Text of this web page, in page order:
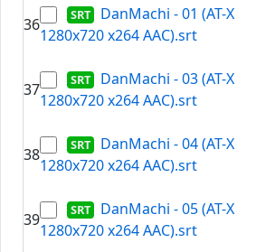
36
DanMachi - 01 (AT-X
1280x720 x264 AAC).srt
37
DanMachi - 03 (AT-X
1280x720 x264 AAC).srt
38
DanMachi - 04 (AT-X
1280x720 x264 AAC).srt
39
DanMachi - 05 (AT-X
1280x720 x264 AAC).srt